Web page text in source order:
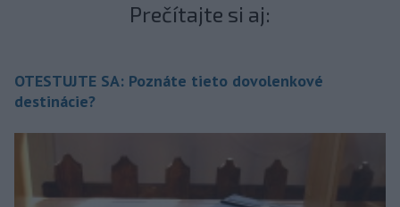
Prečítajte si aj:
OTESTUJTE SA: Poznáte tieto dovolenkové
destinácie?